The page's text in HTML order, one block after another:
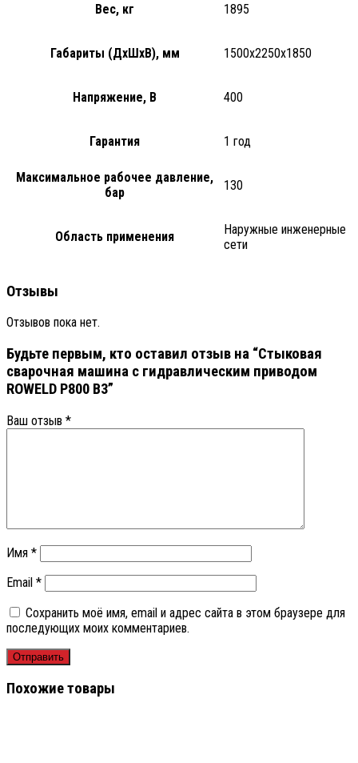
Вес, кг 1895
Габариты (ДхШхВ), мм 1500х2250х1850
Напряжение, В 400
Гарантия 1 год
Максимальное рабочее давление,
бар
130
Область применения
Наружные инженерные
сети
Отзывы
Отзывов пока нет.
Будьте первым, кто оставил отзыв на “Стыковая
сварочная машина с гидравлическим приводом
ROWELD P800 B3”
Ваш отзыв *
Имя *
Email *
Сохранить моё имя, email и адрес сайта в этом браузере для
последующих моих комментариев.
Похожие товары